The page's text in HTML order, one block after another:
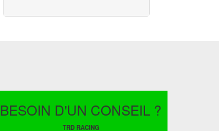
BESOIN D'UN CONSEIL ?
TRD RACING